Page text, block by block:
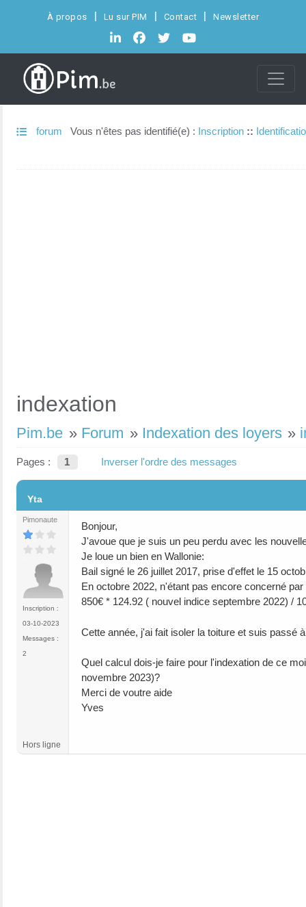
À propos Lu sur PIM Contact Newsletter
forum Vous n'êtes pas identifié(e) : Inscription ::
indexation
Pim.be » Forum » Indexation des loyers »
Pages : 1 Inverser l'ordre des messages
Yta
Pimonaute
Inscription :
03-10-2023
Messages :
2
Bonjour,
J'avoue que je suis un peu perdu avec les
Je loue un bien en Wallonie:
Bail signé le 26 juillet 2017, prise d'effet le 15
En octobre 2022, n'étant pas encore concerné
850€ * 124.92 ( nouvel indice septembre 2022) /
Cette année, j'ai fait isoler la toiture et suis passé
Quel calcul dois-je faire pour l'indexation de ce
novembre 2023)?
Merci de voutre aide
Yves
Hors ligne